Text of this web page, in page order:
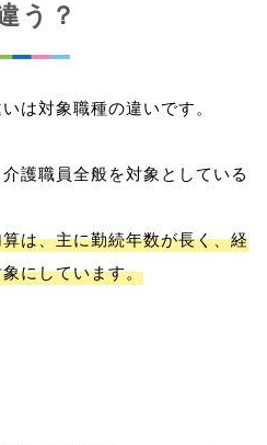
う？
は対象職種の違いです。
護職員全般を対象としている
は、主に勤続年数が長く、経
にしています。